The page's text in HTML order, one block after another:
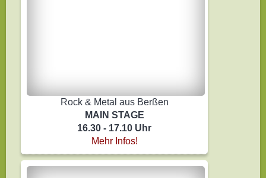
Rock & Metal aus Berßen
MAIN STAGE
16.30 - 17.10 Uhr
Mehr Infos!